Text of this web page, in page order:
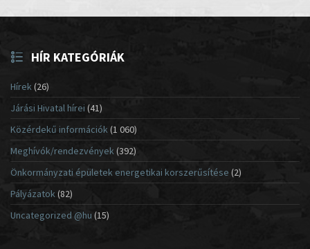
HÍR KATEGÓRIÁK
Hírek(26)
Járási Hivatal hírei (41)
Közérdekű információk(1 060)
Meghívók/rendezvények (392)
Önkormányzati épületek energetikai korszerűsítése (2)
Pályázatok (82)
Uncategorized @hu (15)